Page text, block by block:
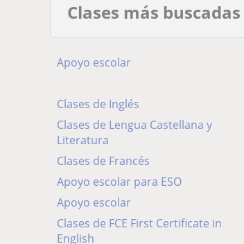
Clases más buscadas
Apoyo escolar
Clases de Inglés
Clases de Lengua Castellana y
Literatura
Clases de Francés
Apoyo escolar para ESO
Apoyo escolar
Clases de FCE First Certificate in
English